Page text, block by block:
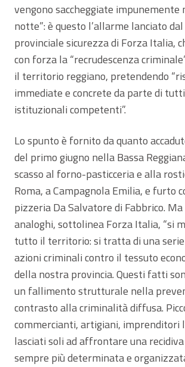
vengono saccheggiate impunemente
notte”: è questo l’allarme lanciato
provinciale sicurezza di Forza Italia,
con forza la “recrudescenza
il territorio reggiano, pretendendo
immediate e concrete da parte di
istituzionali competenti”.
Lo spunto è fornito da quanto
del primo giugno nella Bassa
scasso al forno-pasticceria e alla
Roma, a Campagnola Emilia, e furto
pizzeria Da Salvatore di Fabbrico.
analoghi, sottolinea Forza Italia, “si
tutto il territorio: si tratta di una
azioni criminali contro il tessuto
della nostra provincia. Questi fatti
un fallimento strutturale nella
contrasto alla criminalità diffusa.
commercianti, artigiani, imprenditori
lasciati soli ad affrontare una
sempre più determinata e